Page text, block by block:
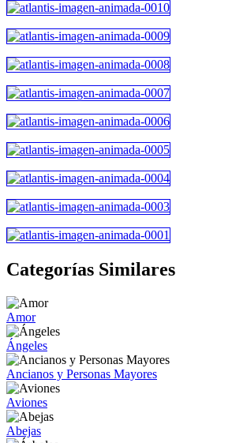
Categorías Similares
Amor
Ángeles
Ancianos y Personas Mayores
Aviones
Abejas